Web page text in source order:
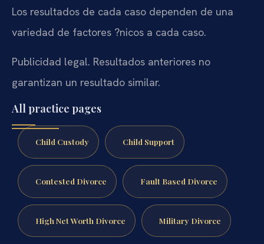
Los resultados de cada caso dependen de una
variedad de factores ?nicos a cada caso.
Publicidad legal. Resultados anteriores no
garantizan un resultado similar.
All practice pages
Child Custody Child Support
Contested Divorce Fault Based Divorce
High Net Worth Divorce Military Divorce